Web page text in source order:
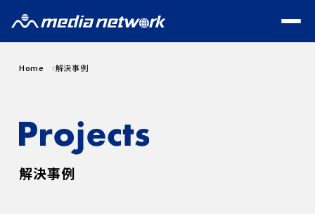
Home 解決事例
解決事例